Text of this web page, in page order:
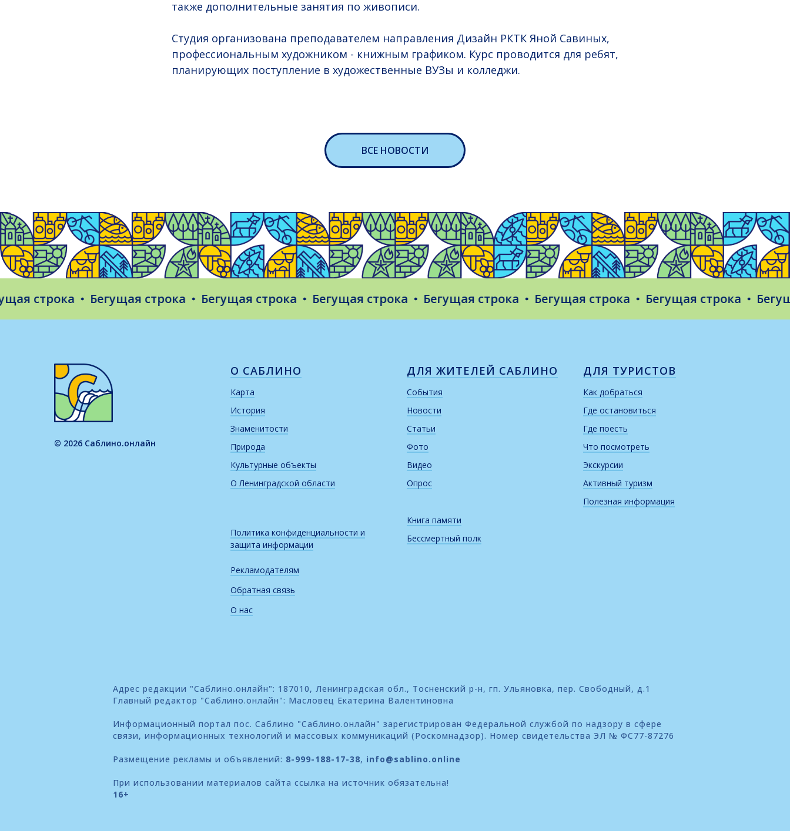
также дополнительные занятия по живописи.
Студия организована преподавателем направления Дизайн РКТК Яной Савиных,
профессиональным художником - книжным графиком. Курс проводится для ребят,
планирующих поступление в художественные ВУЗы и колледжи.
ВСЕ НОВОСТИ
строка Бегущая строка Бегущая строка Бегущая строка Бегущая строка Бегущая строка Бегущая строка Бегущая
© 2026 Саблино.онлайн
О САБЛИНО
Карта
История
Знаменитости
Природа
Культурные объекты
О Ленинградской области
Политика конфиденциальности и
защита информации
Рекламодателям
Обратная связь
О нас
ДЛЯ ЖИТЕЛЕЙ САБЛИНО
События
Новости
Статьи
Фото
Видео
Опрос
Книга памяти
Бессмертный полк
ДЛЯ ТУРИСТОВ
Как добраться
Где остановиться
Где поесть
Что посмотреть
Экскурсии
Активный туризм
Полезная информация
Адрес редакции "Саблино.онлайн": 187010, Ленинградская обл., Тосненский р-н, гп. Ульяновка, пер. Свободный, д.1
Главный редактор "Саблино.онлайн": Масловец Екатерина Валентиновна
Информационный портал пос. Саблино "Саблино.онлайн" зарегистрирован Федеральной службой по надзору в сфере
связи, информационных технологий и массовых коммуникаций (Роскомнадзор). Номер свидетельства ЭЛ № ФС77-87276
Размещение рекламы и объявлений: 8-999-188-17-38, info@sablino.online
При использовании материалов сайта ссылка на источник обязательна!
16+